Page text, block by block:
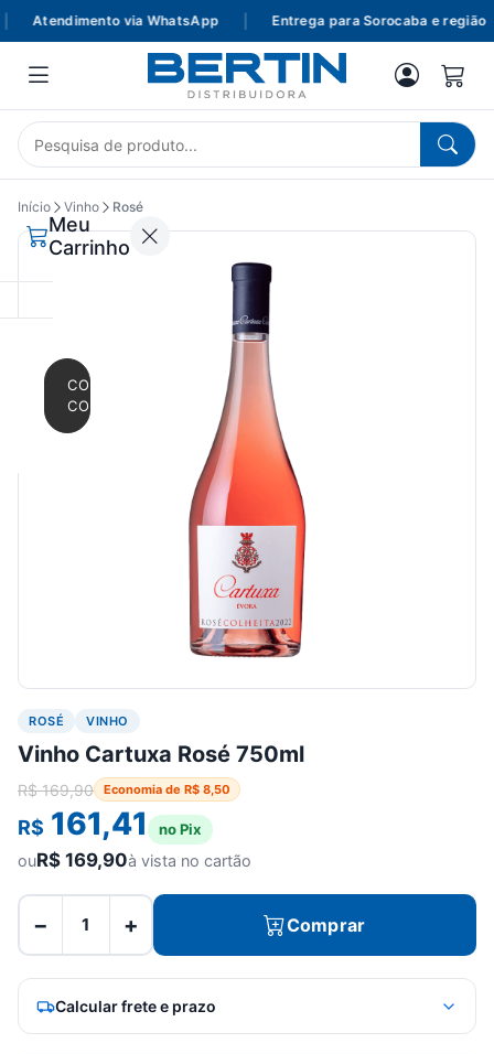
Atendimento via WhatsApp Entrega para Sorocaba e região
Meu
Carrinho
CONTINUAR
COMPRANDO
Início Vinho Rosé
ROSÉ VINHO
Vinho Cartuxa Rosé 750ml
R$169,90 Economia de R$ 8,50
R$ 161,41 no Pix
ouR$ 169,90à vista no cartão
− + Comprar
Calcular frete e prazo